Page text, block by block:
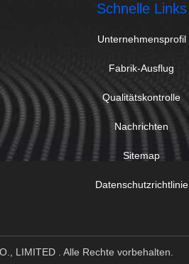
Schnelle Links
Unternehmensprofil
Fabrik-Ausflug
Qualitätskontrolle
Nachrichten
Sitemap
Datenschutzrichtlinie
LIMITED . Alle Rechte vorbehalten.